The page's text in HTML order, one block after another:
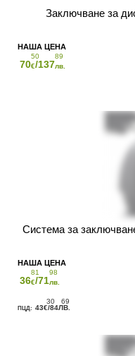
Заключване за
70
50
€/137
89
лв.
Система за
36
81
€/71
98
лв.
43
30
€/84
69
ЛВ.